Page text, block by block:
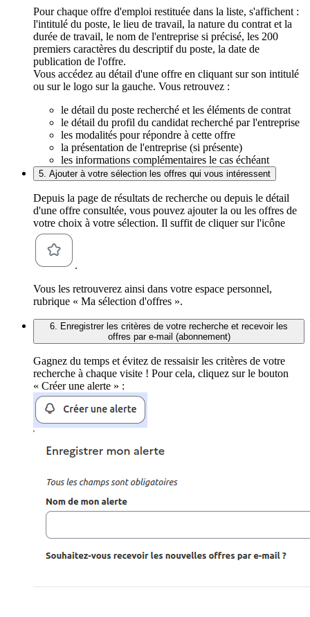
Pour chaque offre d'emploi restituée dans la liste, s'affichent :
l'intitulé du poste, le lieu de travail, la nature du contrat et la
durée de travail, le nom de l'entreprise si précisé, les 200
premiers caractères du descriptif du poste, la date de
publication de l'offre.
Vous accédez au détail d'une offre en cliquant sur son intitulé
ou sur le logo sur la gauche. Vous retrouvez :
le détail du poste recherché et les éléments de contrat
le détail du profil du candidat recherché par l'entreprise
les modalités pour répondre à cette offre
la présentation de l'entreprise (si présente)
les informations complémentaires le cas échéant
5. Ajouter à votre sélection les offres qui vous intéressent
Depuis la page de résultats de recherche ou depuis le détail
d'une offre consultée, vous pouvez ajouter la ou les offres de
votre choix à votre sélection. Il suffit de cliquer sur l'icône
.
Vous les retrouverez ainsi dans votre espace personnel,
rubrique « Ma sélection d'offres ».
6. Enregistrer les critères de votre recherche et recevoir les
offres par e-mail (abonnement)
Gagnez du temps et évitez de ressaisir les critères de votre
recherche à chaque visite ! Pour cela, cliquez sur le bouton
« Créer une alerte » :